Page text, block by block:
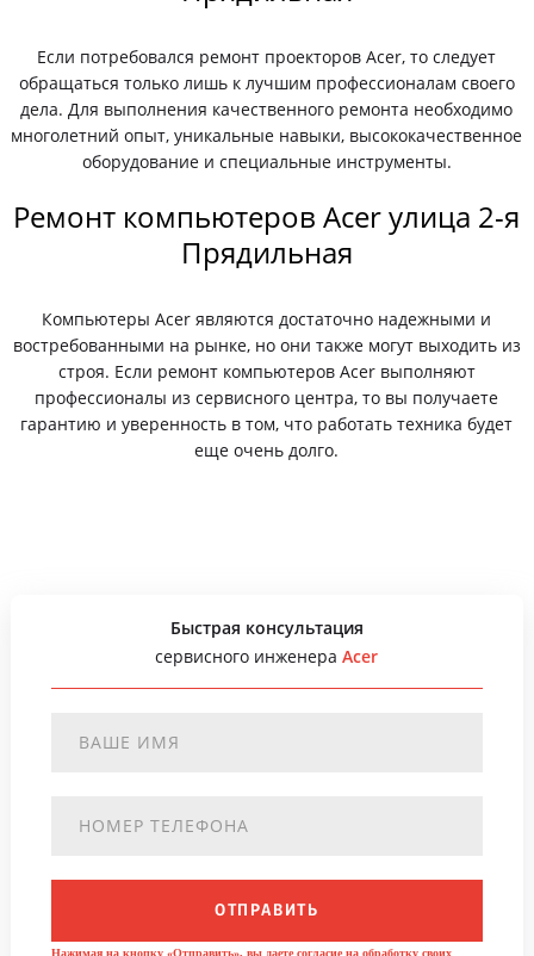
Если потребовался ремонт проекторов Acer, то следует
обращаться только лишь к лучшим профессионалам своего
дела. Для выполнения качественного ремонта необходимо
многолетний опыт, уникальные навыки, высококачественное
оборудование и специальные инструменты.
Ремонт компьютеров Acer улица 2-я
Прядильная
Компьютеры Acer являются достаточно надежными и
востребованными на рынке, но они также могут выходить из
строя. Если ремонт компьютеров Acer выполняют
профессионалы из сервисного центра, то вы получаете
гарантию и уверенность в том, что работать техника будет
еще очень долго.
Быстрая консультация
сервисного инженераAcer
ОТПРАВИТЬ
Нажимая на кнопку «Отправить», вы даете согласие на обработку своих